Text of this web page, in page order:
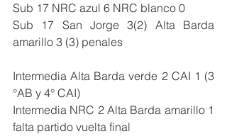
Sub 17 NRC azul 6 NRC blanco 0
Sub 17 San Jorge 3(2) Alta Barda
amarillo 3 (3) penales
Intermedia Alta Barda verde 2 CAI 1 (3
°AB y 4° CAI)
Intermedia NRC 2 Alta Barda amarillo 1
falta partido vuelta final